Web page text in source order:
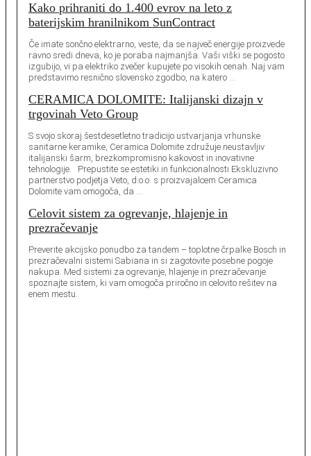
Kako prihraniti do 1.400 evrov na leto z
baterijskim hranilnikom SunContract
Če imate sončno elektrarno, veste, da se največ energije proizvede
ravno sredi dneva, ko je poraba najmanjša. Vaši viški se pogosto
izgubijo, vi pa elektriko zvečer kupujete po visokih cenah. Naj vam
predstavimo resnično slovensko zgodbo, na katero …
CERAMICA DOLOMITE: Italijanski dizajn v
trgovinah Veto Group
S svojo skoraj šestdesetletno tradicijo ustvarjanja vrhunske
sanitarne keramike, Ceramica Dolomite združuje neustavljiv
italijanski šarm, brezkompromisno kakovost in inovativne
tehnologije. Prepustite se estetiki in funkcionalnosti Ekskluzivno
partnerstvo podjetja Veto, d.o.o. s proizvajalcem Ceramica
Dolomite vam omogoča, da …
Celovit sistem za ogrevanje, hlajenje in
prezračevanje
Preverite akcijsko ponudbo za tandem – toplotne črpalke Bosch in
prezračevalni sistemi Sabiana in si zagotovite posebne pogoje
nakupa. Med sistemi za ogrevanje, hlajenje in prezračevanje
spoznajte sistem, ki vam omogoča priročno in celovito rešitev na
enem mestu.